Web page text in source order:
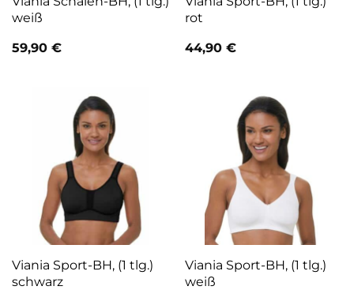
weiß
59,90 €
rot
44,90 €
Viania Sport-BH, (1 tlg.)
schwarz
Viania Sport-BH, (1 tlg.)
weiß